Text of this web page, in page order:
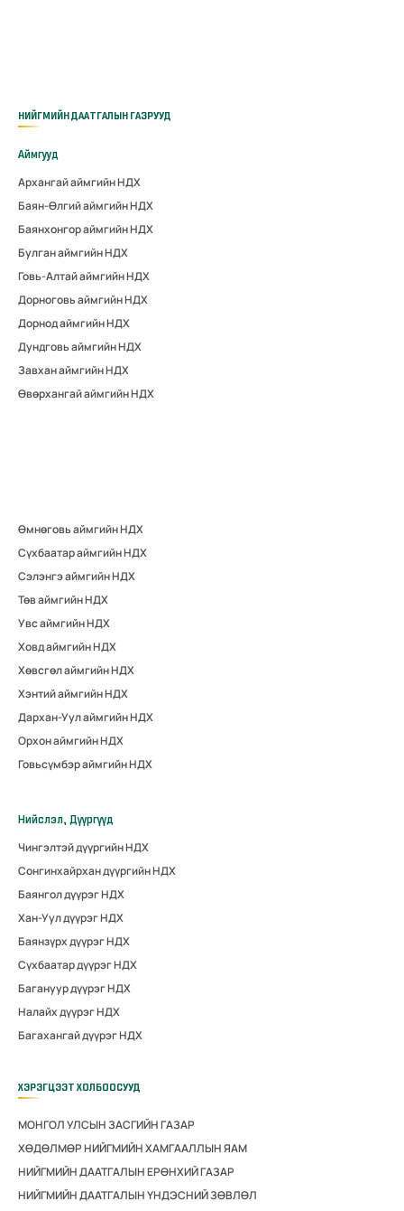
НИЙГМИЙН ДААТГАЛЫН ГАЗРУУД
Аймгууд
Архангай аймгийн НДХ
Баян-Өлгий аймгийн НДХ
Баянхонгор аймгийн НДХ
Булган аймгийн НДХ
Говь-Алтай аймгийн НДХ
Дорноговь аймгийн НДХ
Дорнод аймгийн НДХ
Дундговь аймгийн НДХ
Завхан аймгийн НДХ
Өвөрхангай аймгийн НДХ
Өмнөговь аймгийн НДХ
Сүхбаатар аймгийн НДХ
Сэлэнгэ аймгийн НДХ
Төв аймгийн НДХ
Увс аймгийн НДХ
Ховд аймгийн НДХ
Хөвсгөл аймгийн НДХ
Хэнтий аймгийн НДХ
Дархан-Уул аймгийн НДХ
Орхон аймгийн НДХ
Говьсүмбэр аймгийн НДХ
Нийслэл, Дүүргүүд
Чингэлтэй дүүргийн НДХ
Сонгинхайрхан дүүргийн НДХ
Баянгол дүүрэг НДХ
Хан-Уул дүүрэг НДХ
Баянзүрх дүүрэг НДХ
Сүхбаатар дүүрэг НДХ
Багануур дүүрэг НДХ
Налайх дүүрэг НДХ
Багахангай дүүрэг НДХ
ХЭРЭГЦЭЭТ ХОЛБООСУУД
МОНГОЛ УЛСЫН ЗАСГИЙН ГАЗАР
ХӨДӨЛМӨР НИЙГМИЙН ХАМГААЛЛЫН ЯАМ
НИЙГМИЙН ДААТГАЛЫН ЕРӨНХИЙ ГАЗАР
НИЙГМИЙН ДААТГАЛЫН ҮНДЭСНИЙ ЗӨВЛӨЛ